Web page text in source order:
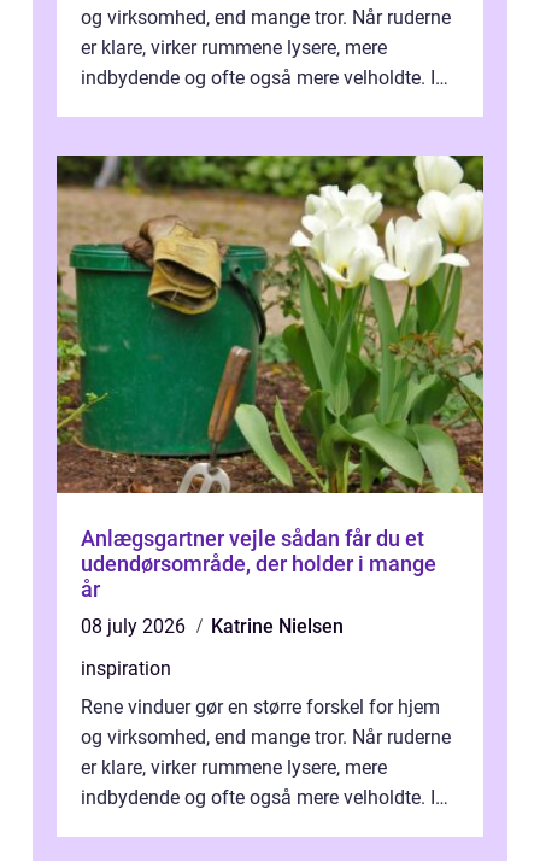
og virksomhed, end mange tror. Når ruderne
er klare, virker rummene lysere, mere
indbydende og ofte også mere velholdte. I
Anlægsgartner vejle sådan får du et
udendørsområde, der holder i mange
år
08 july 2026
Katrine Nielsen
inspiration
Rene vinduer gør en større forskel for hjem
og virksomhed, end mange tror. Når ruderne
er klare, virker rummene lysere, mere
indbydende og ofte også mere velholdte. I